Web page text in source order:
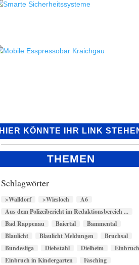
HIER KÖNNTE IHR LINK
THEMEN
Schlagwörter
>Walldorf >Wiesloch
A6
Aus dem Polizeibericht im Redaktionsbereich ...
Bad Rappenau
Baiertal
Bammental
Blaulicht
Blaulicht Meldungen
Bruchsal
Bundesliga
Diebstahl Dielheim
Einbruch in Kindergarten
Fasching